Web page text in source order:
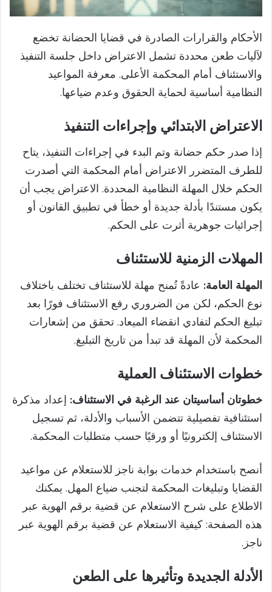
الأحكام والقرارات الصادرة في قضايا الحضانة تخضع
لآليات طعن محددة تشمل الاعتراض داخل جلسة التنفيذ
والاستئناف أمام المحكمة الأعلى. معرفة المواعيد
النظامية أساسية لحماية الحقوق وعدم ضياعها.
الاعتراض الابتدائي وإجراءات التنفيذ
إذا صدر حكم حضانة وتم البدء في إجراءات التنفيذ، يتاح
للطرف المتضرر الاعتراض أمام المحكمة التي أصدرت
الحكم خلال المهلة النظامية المحددة. الاعتراض يجب أن
يكون مستندًا بأدلة جديدة أو خطأ في تطبيق القانون أو
إجرائيات جوهرية أثرت على الحكم.
المهلات الزمنية للاستئناف
المهلة العامة: عادةً تُمنح مهلة للاستئناف تختلف باختلاف
نوع الحكم، لكن من الضروري رفع الاستئناف فورًا بعد
تبليغ الحكم لتفادي انقضاء الميعاد. تحقق من إشعارات
المحكمة لأن المهلة قد تبدأ من تاريخ التبليغ.
خطوات الاستئناف العملية
خطوتان أساسيتان عند الرغبة في الاستئناف: إعداد مذكرة
استئنافية تفصيلية تتضمن الأسباب والأدلة، ثم تسجيل
الاستئناف إلكترونيًا أو ورقيًا حسب متطلبات المحكمة.
أنصح باستخدام خدمات بوابة ناجز للاستعلام عن مواعيد
القضايا وتبليغات المحكمة لتجنب ضياع المهل. يمكنك
الاطلاع على شرح الاستعلام عن قضية برقم الهوية عبر
هذه الصفحة: كيفية الاستعلام عن قضية برقم الهوية عبر
ناجز.
الأدلة الجديدة وتأثيرها على الطعن